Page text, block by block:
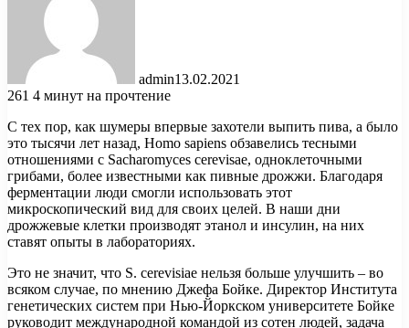
admin13.02.2021
261 4 минут на прочтение
С тех пор, как шумеры впервые захотели выпить пива, а было
это тысячи лет назад, Homo sapiens обзавелись тесными
отношениями с Sacharomyces cerevisae, одноклеточными
грибами, более известными как пивные дрожжи. Благодаря
ферментации люди смогли использовать этот
микроскопический вид для своих целей. В наши дни
дрожжевые клетки производят этанол и инсулин, на них
ставят опыты в лабораториях.
Это не значит, что S. cerevisiae нельзя больше улучшить – во
всяком случае, по мнению Джефа Бойке. Директор Института
генетических систем при Нью-Йоркском университете Бойке
руководит международной командой из сотен людей, задача